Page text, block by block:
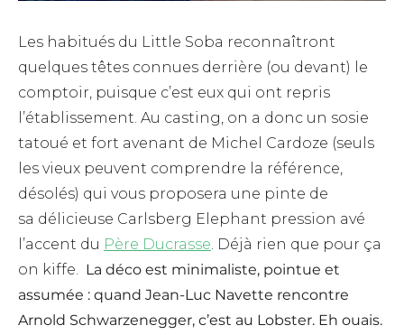
Les habitués du Little Soba reconnaîtront
quelques têtes connues derrière (ou devant) le
comptoir, puisque c’est eux qui ont repris
l’établissement. Au casting, on a donc un sosie
tatoué et fort avenant de Michel Cardoze (seuls
les vieux peuvent comprendre la référence,
désolés) qui vous proposera une pinte de
sa délicieuse Carlsberg Elephant pression avé
l’accent du Père Ducrasse . Déjà rien que pour ça
on kiffe. La déco est minimaliste, pointue et
assumée : quand Jean-Luc Navette rencontre
Arnold Schwarzenegger, c’est au Lobster. Eh ouais.